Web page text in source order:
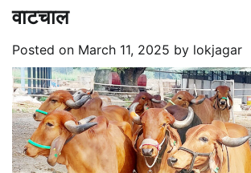
वाटचाल
Posted on March 11, 2025 by lokjagar